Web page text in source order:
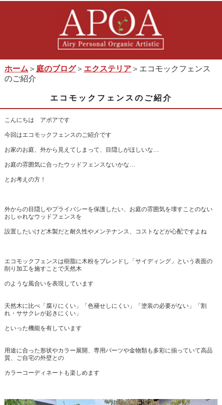
ホーム ＞ 庭のブログ＞ エクステリア＞エコモックフェンス
のご紹介
エコモックフェンスのご紹介
こんにちは アポアです
今回はエコモックフェンスのご紹介です
お家のお庭、外から見えてしまって、目隠しがほしいな…
お庭の雰囲気に合ったウッドフェンスないかな…
とお考えの方！
外からの目隠しやプライバシーを保護したい、お庭の雰囲気を壊すことのない
おしゃれなウッドフェンスを
設置したいけど木製だと耐久性やメンテナンス、コストなどが心配ですよね
エコモックフェンスは樹脂に木粉をブレンドし「サイディング」という表面の
削り加工を施すことで天然木
のような風合いを表現しています
天然木に比べ「腐りにくい」「色褪せしにくい」「塗装の必要がない」「割
れ・ササクレが起きにくい」
といった機能を有しています
用途に合った形状やカラー展開、専用パーツや金物類も多彩に揃っていて高品
質、ご自宅の外壁との
カラーコーディネートも楽しめます